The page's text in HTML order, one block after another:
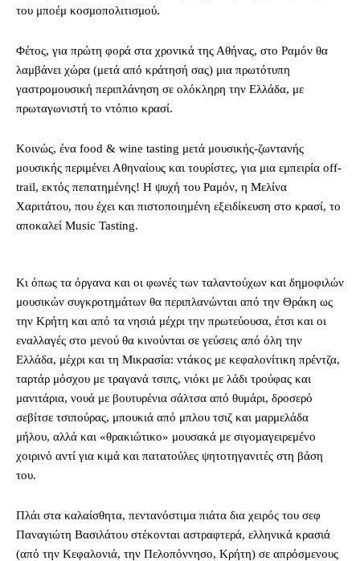
του μποέμ κοσμοπολιτισμού.
Φέτος, για πρώτη φορά στα χρονικά της Αθήνας, στο Ραμόν θα
λαμβάνει χώρα (μετά από κράτησή σας) μια πρωτότυπη
γαστρομουσική περιπλάνηση σε ολόκληρη την Ελλάδα, με
πρωταγωνιστή το ντόπιο κρασί.
Κοινώς, ένα food & wine tasting μετά μουσικής-ζωντανής
μουσικής περιμένει Αθηναίους και τουρίστες, για μια εμπειρία off-
trail, εκτός πεπατημένης! Η ψυχή του Ραμόν, η Μελίνα
Χαριτάτου, που έχει και πιστοποιημένη εξειδίκευση στο κρασί, το
αποκαλεί Music Tasting.
Κι όπως τα όργανα και οι φωνές των ταλαντούχων και δημοφιλών
μουσικών συγκροτημάτων θα περιπλανώνται από την Θράκη ως
την Κρήτη και από τα νησιά μέχρι την πρωτεύουσα, έτσι και οι
εναλλαγές στο μενού θα κινούνται σε γεύσεις από όλη την
Ελλάδα, μέχρι και τη Μικρασία: ντάκος με κεφαλονίτικη πρέντζα,
ταρτάρ μόσχου με τραγανά τσιπς, νιόκι με λάδι τρούφας και
μανιτάρια, νουά με βουτυρένια σάλτσα από θυμάρι, δροσερό
σεβίτσε τσιπούρας, μπουκιά από μπλου τσιζ και μαρμελάδα
μήλου, αλλά και «θρακιώτικο» μουσακά με σιγομαγειρεμένο
χοιρινό αντί για κιμά και πατατούλες ψητοτηγανιτές στη βάση
του.
Πλάι στα καλαίσθητα, πεντανόστιμα πιάτα δια χειρός του σεφ
Παναγιώτη Βασιλάτου στέκονται αστραφτερά, ελληνικά κρασιά
(από την Κεφαλονιά, την Πελοπόννησο, Κρήτη) σε απρόσμενους